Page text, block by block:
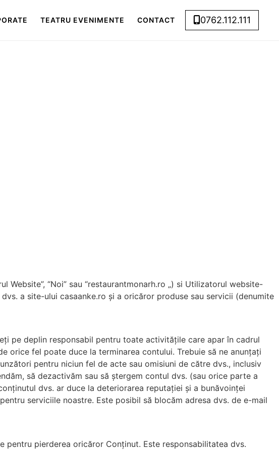
TEATRU EVENIMENTE CONTACT 0762.112.111
“Noi” sau “restaurantmonarh.ro „) si Utilizatorul website-
a site-ului casaanke.ro și a oricăror produse sau servicii (denumite
pe deplin responsabil pentru toate activitățile care apar în cadrul
orice fel poate duce la terminarea contului. Trebuie să ne anunțați
pentru niciun fel de acte sau omisiuni de către dvs., inclusiv
să dezactivăm sau să ștergem contul dvs. (sau orice parte a
dvs. ar duce la deteriorarea reputației și a bunăvoinței
serviciile noastre. Este posibil să blocăm adresa dvs. de e-mail
pentru pierderea oricăror Conținut. Este responsabilitatea dvs.